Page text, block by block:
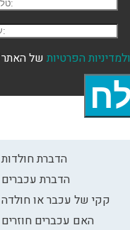
עיר:
ולמדיניות הפרטיות של האתר
הדברת חולדות
הדברת עכברים
קקי של עכבר או חולדה
האם עכברים חוזרים